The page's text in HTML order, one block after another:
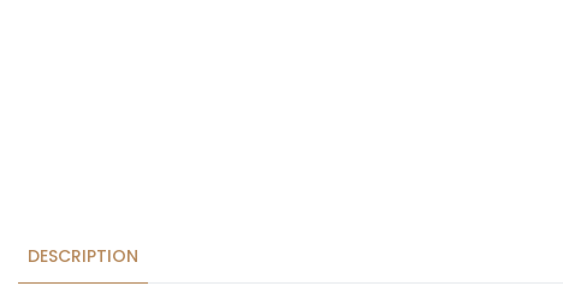
DESCRIPTION